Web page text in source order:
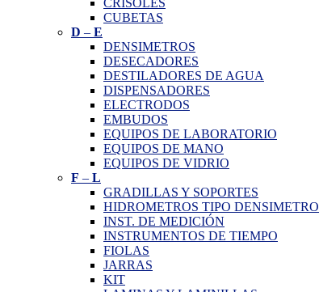
CRISOLES
CUBETAS
D – E
DENSIMETROS
DESECADORES
DESTILADORES DE AGUA
DISPENSADORES
ELECTRODOS
EMBUDOS
EQUIPOS DE LABORATORIO
EQUIPOS DE MANO
EQUIPOS DE VIDRIO
F – L
GRADILLAS Y SOPORTES
HIDROMETROS TIPO DENSIMETRO
INST. DE MEDICIÓN
INSTRUMENTOS DE TIEMPO
FIOLAS
JARRAS
KIT